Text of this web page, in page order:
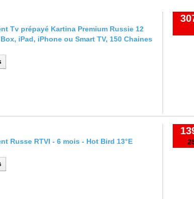
Tv prépayé Kartina Premium Russie 12
iPad, iPhone ou Smart TV, 150 Chaines
Russe RTVI - 6 mois - Hot Bird 13°E